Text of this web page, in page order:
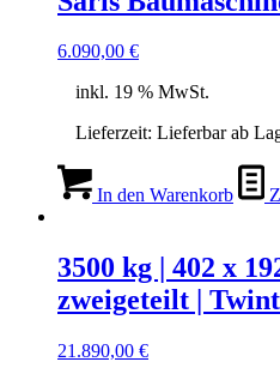
6.090,00 €
inkl. 19 % MwSt.
Lieferzeit: Lieferbar ab
In den Warenkorb
3500 kg | 402 x
zweigeteilt |
21.890,00 €